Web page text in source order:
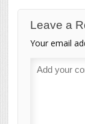
Leave a
Your email